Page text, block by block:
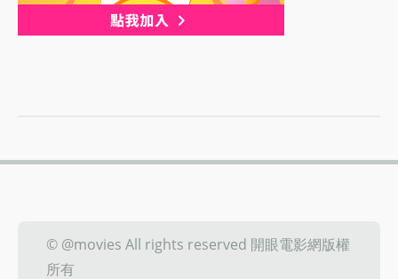
© @movies All rights reserved 開眼電影網版權
所有